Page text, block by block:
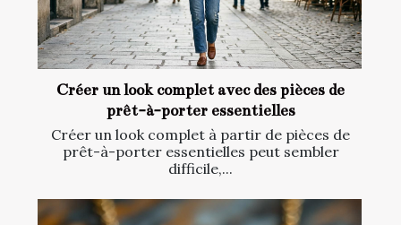
Créer un look complet avec des pièces de
prêt-à-porter essentielles
Créer un look complet à partir de pièces de
prêt-à-porter essentielles peut sembler
difficile,...